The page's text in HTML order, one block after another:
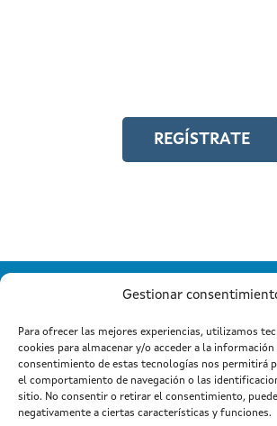
Gestionar
Para ofrecer las mejores experiencias, utilizamos
cookies para almacenar y/o acceder a la
consentimiento de estas tecnologías nos permitirá
el comportamiento de navegación o las
sitio. No consentir o retirar el consentimiento,
negativamente a ciertas características y funciones.
REGÍSTRATE
Información mantida e publicada na
Galicia
Atención a cidadanía|
Aviso legal